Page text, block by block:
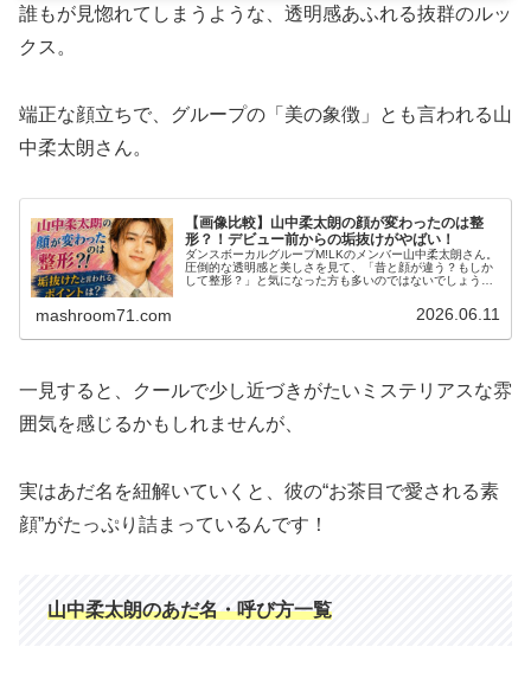
誰もが見惚れてしまうような、透明感あふれる抜群のルッ
クス。
端正な顔立ちで、グループの「美の象徴」とも言われる山
中柔太朗さん。
【画像比較】山中柔太朗の顔が変わったのは整
形？！デビュー前からの垢抜けがやばい！
ダンスボーカルグループM!LKのメンバー山中柔太朗さん。
圧倒的な透明感と美しさを見て、「昔と顔が違う？もしか
して整形？」と気になった方も多いのではないでしょう
mashroom71.com 2026.06.11
一見すると、クールで少し近づきがたいミステリアスな雰
囲気を感じるかもしれませんが、
実はあだ名を紐解いていくと、彼の“お茶目で愛される素
顔”がたっぷり詰まっているんです！
山中柔太朗のあだ名・呼び方一覧